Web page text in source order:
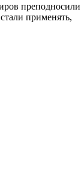
преподносили
применять,